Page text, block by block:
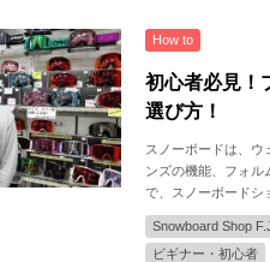
How to
初心者必見！
選び方！
スノーボードは、ウ
ンズの機能、フォル
で、スノーボードシ
Snowboard Shop
ビギナー・初心者